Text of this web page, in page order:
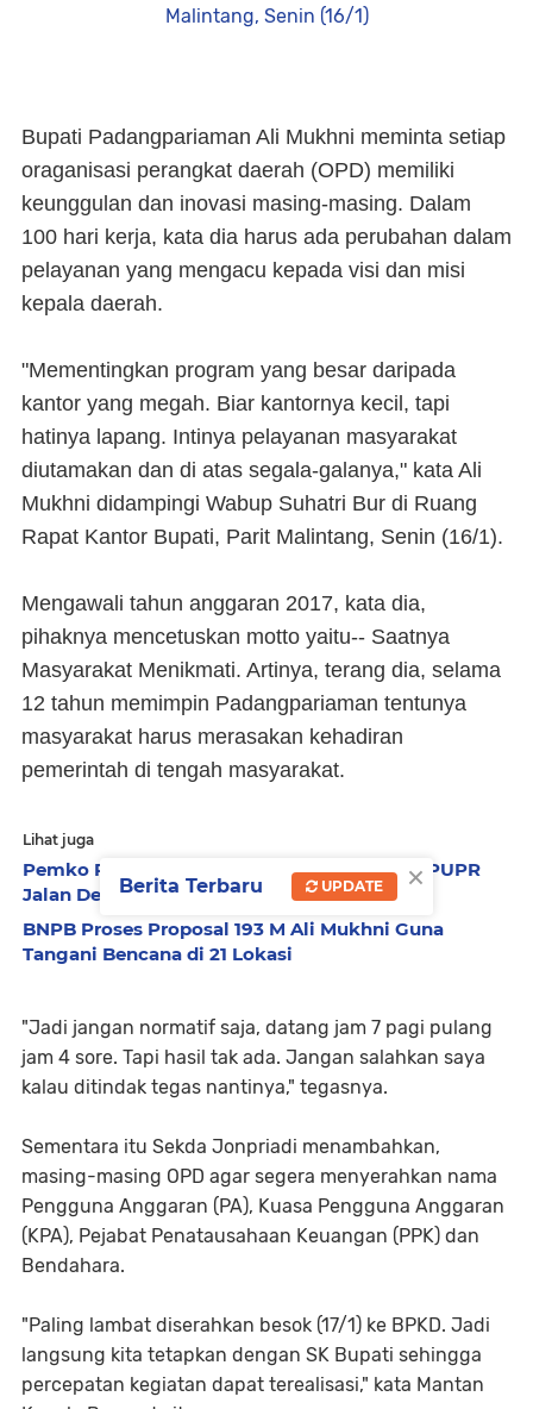
Malintang, Senin (16/1)
Bupati Padangpariaman Ali Mukhni meminta setiap
oraganisasi perangkat daerah (OPD) memiliki
keunggulan dan inovasi masing-masing. Dalam
100 hari kerja, kata dia harus ada perubahan dalam
pelayanan yang mengacu kepada visi dan misi
kepala daerah.
"Mementingkan program yang besar daripada
kantor yang megah. Biar kantornya kecil, tapi
hatinya lapang. Intinya pelayanan masyarakat
diutamakan dan di atas segala-galanya," kata Ali
Mukhni didampingi Wabup Suhatri Bur di Ruang
Rapat Kantor Bupati, Parit Malintang, Senin (16/1).
Mengawali tahun anggaran 2017, kata dia,
pihaknya mencetuskan motto yaitu-- Saatnya
Masyarakat Menikmati. Artinya, terang dia, selama
12 tahun memimpin Padangpariaman tentunya
masyarakat harus merasakan kehadiran
pemerintah di tengah masyarakat.
Lihat juga
Pemko Pariaman Terima Aset Kementerian PUPR
Jalan Desa Senilai Rp 924 Juta
BNPB Proses Proposal 193 M Ali Mukhni Guna
Tangani Bencana di 21 Lokasi
"Jadi jangan normatif saja, datang jam 7 pagi pulang
jam 4 sore. Tapi hasil tak ada. Jangan salahkan saya
kalau ditindak tegas nantinya," tegasnya.
Sementara itu Sekda Jonpriadi menambahkan,
masing-masing OPD agar segera menyerahkan nama
Pengguna Anggaran (PA), Kuasa Pengguna Anggaran
(KPA), Pejabat Penatausahaan Keuangan (PPK) dan
Bendahara.
"Paling lambat diserahkan besok (17/1) ke BPKD. Jadi
langsung kita tetapkan dengan SK Bupati sehingga
percepatan kegiatan dapat terealisasi," kata Mantan
×
Berita Terbaru UPDATE